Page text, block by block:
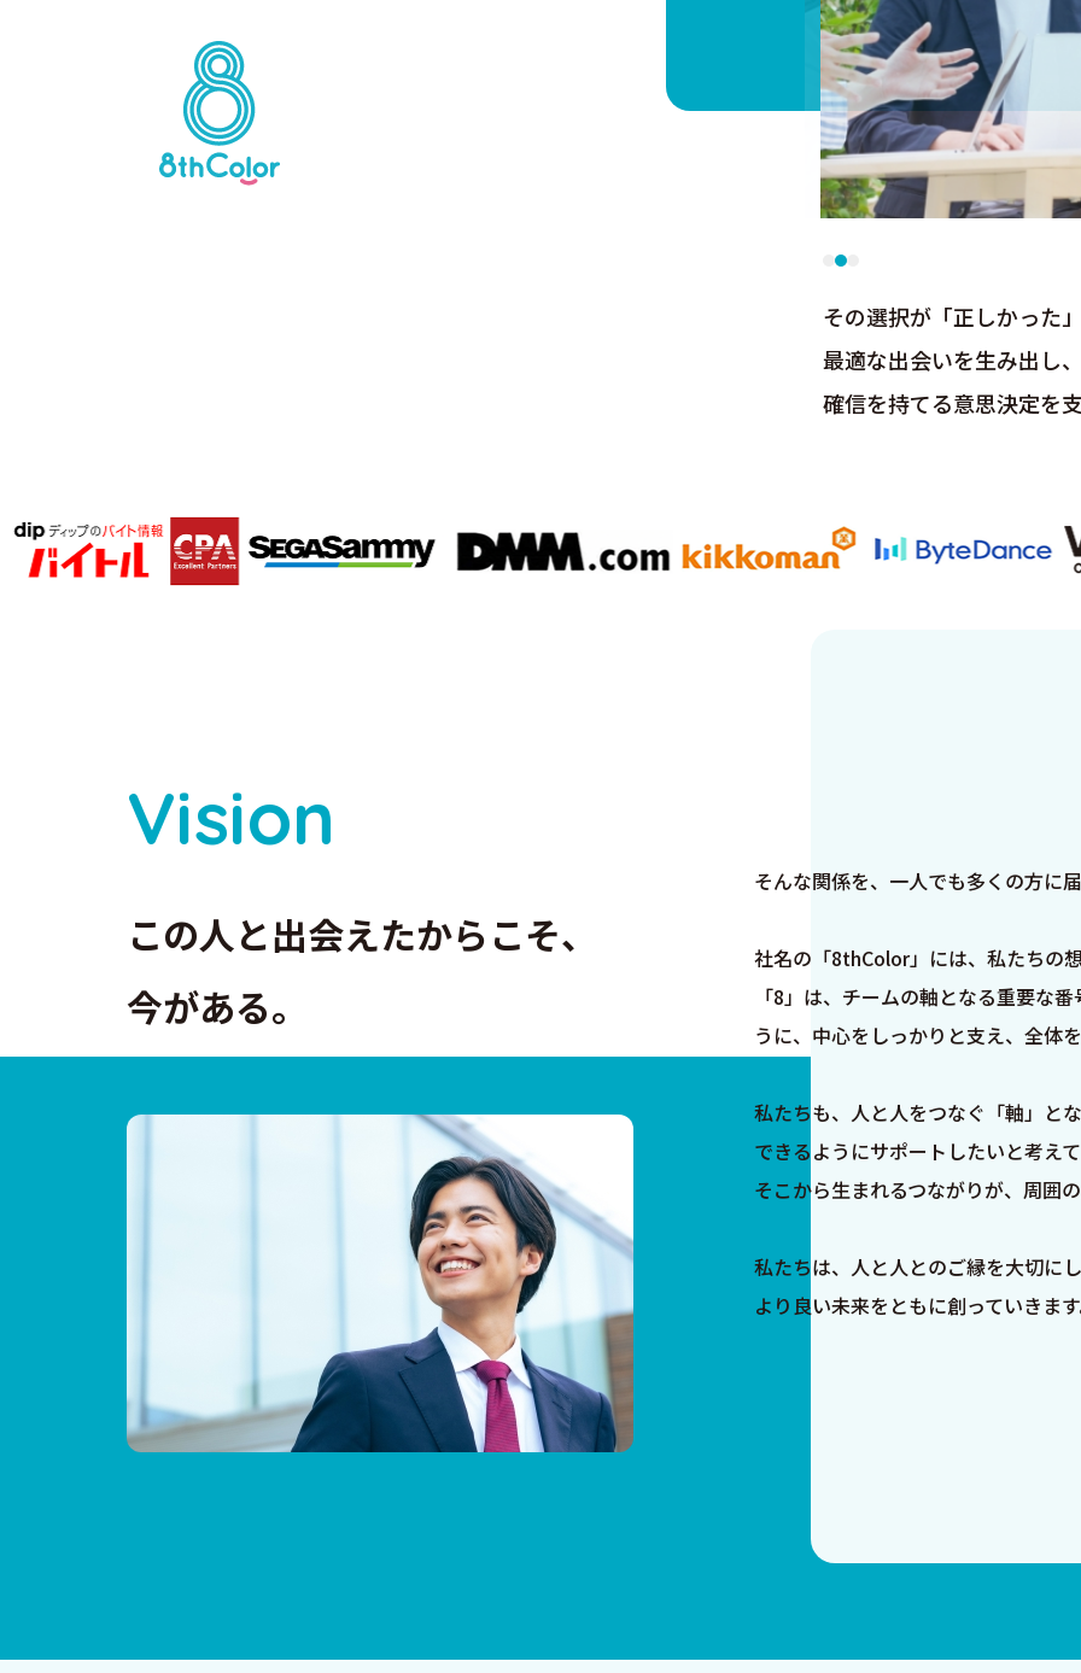
その選択が「正しかった
最適な出会いを⽣み出し、
確信を持てる意思決定を
Vision
この⼈と出会えたからこそ、
今がある。
そんな関係を、⼀⼈でも多くの⽅に
社名の「8thColor」には、私たちの
「8」は、チームの軸となる重要な
うに、中⼼をしっかりと⽀え、全体を
私たちも、⼈と⼈をつなぐ「軸」と
できるようにサポートしたいと考え
そこから⽣まれるつながりが、周囲
私たちは、⼈と⼈とのご縁を⼤切にし
より良い未来をともに創っていきます